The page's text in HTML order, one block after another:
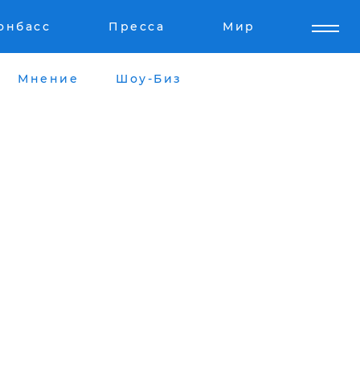
Пресса Мир
Мнение Шоу-Биз